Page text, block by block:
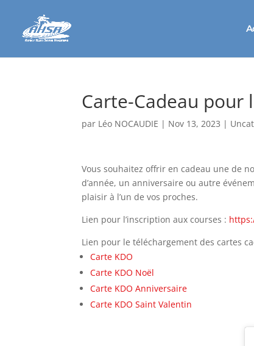
Carte-Cadeau pour
par Léo NOCAUDIE | Nov 13, 2023 |
Vous souhaitez offrir en cadeau une de
d’année, un anniversaire ou autre
plaisir à l’un de vos proches.
Lien pour l’inscription aux courses :
Lien pour le téléchargement des cartes
Carte KDO
Carte KDO Noël
Carte KDO Anniversaire
Carte KDO Saint Valentin